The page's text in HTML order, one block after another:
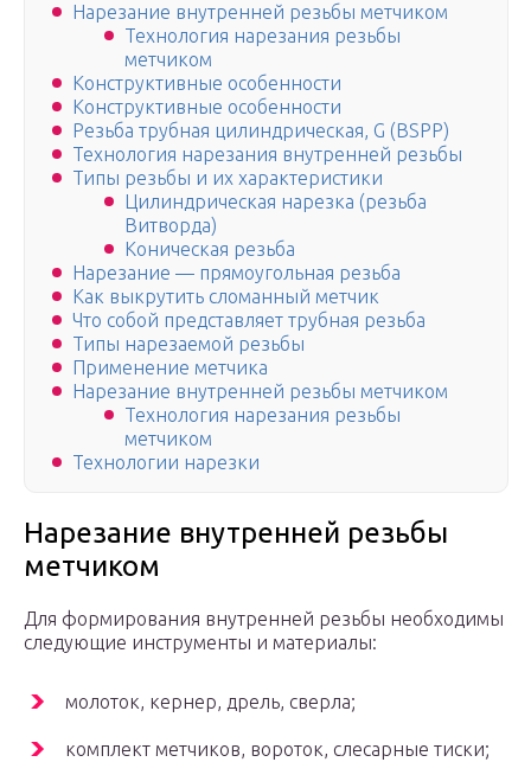
Нарезание внутренней резьбы метчиком
Технология нарезания резьбы
метчиком
Конструктивные особенности
Конструктивные особенности
Резьба трубная цилиндрическая, G (BSPP)
Технология нарезания внутренней резьбы
Типы резьбы и их характеристики
Цилиндрическая нарезка (резьба
Витворда)
Коническая резьба
Нарезание — прямоугольная резьба
Как выкрутить сломанный метчик
Что собой представляет трубная резьба
Типы нарезаемой резьбы
Применение метчика
Нарезание внутренней резьбы метчиком
Технология нарезания резьбы
метчиком
Технологии нарезки
Нарезание внутренней резьбы
метчиком
Для формирования внутренней резьбы необходимы
следующие инструменты и материалы:
молоток, кернер, дрель, сверла;
комплект метчиков, вороток, слесарные тиски;